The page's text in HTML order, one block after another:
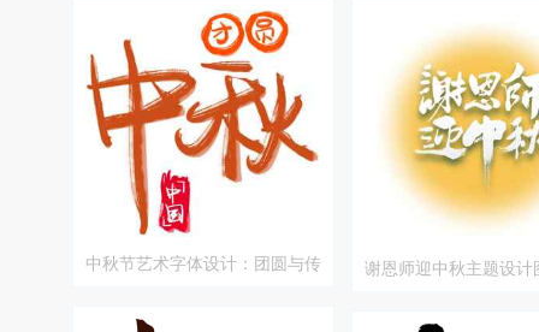
中秋节艺术字体设计：团圆与传
谢恩师迎中秋主题设计